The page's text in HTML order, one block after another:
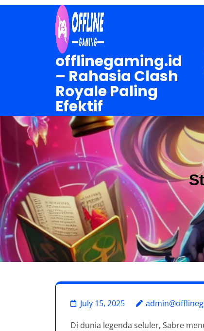
Skip
offlinegaming.id
– Rahasia Clash
Royale Paling
Efektif
July 15, 2025
Di dunia legenda seluler, Sabre